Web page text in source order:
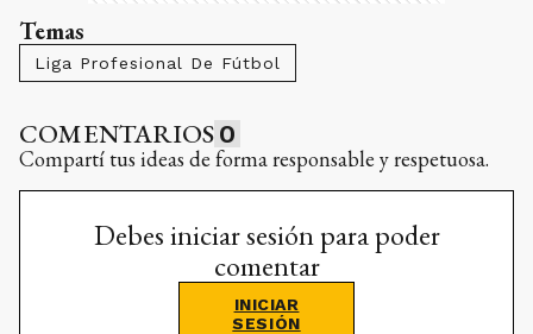
Temas
Liga Profesional De Fútbol
COMENTARIOS 0
Compartí tus ideas de forma responsable y respetuosa.
Debes iniciar sesión para poder
comentar
INICIAR
SESIÓN